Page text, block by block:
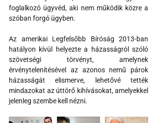
foglalkozó ügyvéd, aki nem működik közre a
szóban forgó ügyben.
Az amerikai Legfelsőbb Bíróság 2013-ban
hatályon kívül helyezte a házasságról szóló
szövetségi törvényt, amelynek
érvénytelenítésével az azonos nemű párok
házasságát elismerve, lehetővé tették
mindazokat az úttörő kihívásokat, amelyekkel
jelenleg szembe kell nézni.